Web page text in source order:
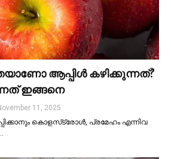
ആപ്പിള്‍ കഴിക്കുന്നത്?
ഇങ്ങനെ
11, 2025
കൊളസ്‌ട്രോള്‍, പ്രമേഹം എന്നിവ